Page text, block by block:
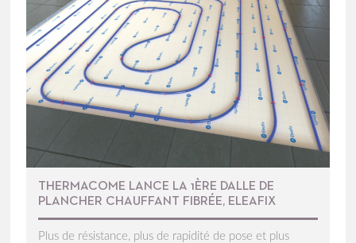
THERMACOME LANCE LA 1ÈRE DALLE DE
PLANCHER CHAUFFANT FIBRÉE, ELEAFIX
Plus de résistance, plus de rapidité de pose et plus